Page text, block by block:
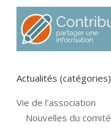
Actualités (catégories)
Vie de l'association
Nouvelles du comité